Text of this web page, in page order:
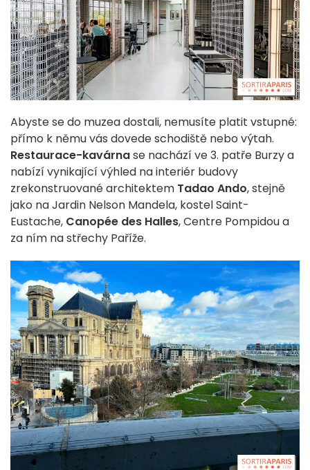
Abyste se do muzea dostali, nemusíte platit vstupné:
přímo k němu vás dovede schodiště nebo výtah.
Restaurace-kavárnase nachází ve 3. patře Burzy a
nabízí vynikající výhled na interiér budovy
zrekonstruované architektem Tadao Ando, stejně
jako na Jardin Nelson Mandela, kostel Saint-
Eustache, Canopée des Halles, Centre Pompidou a
za ním na střechy Paříže.